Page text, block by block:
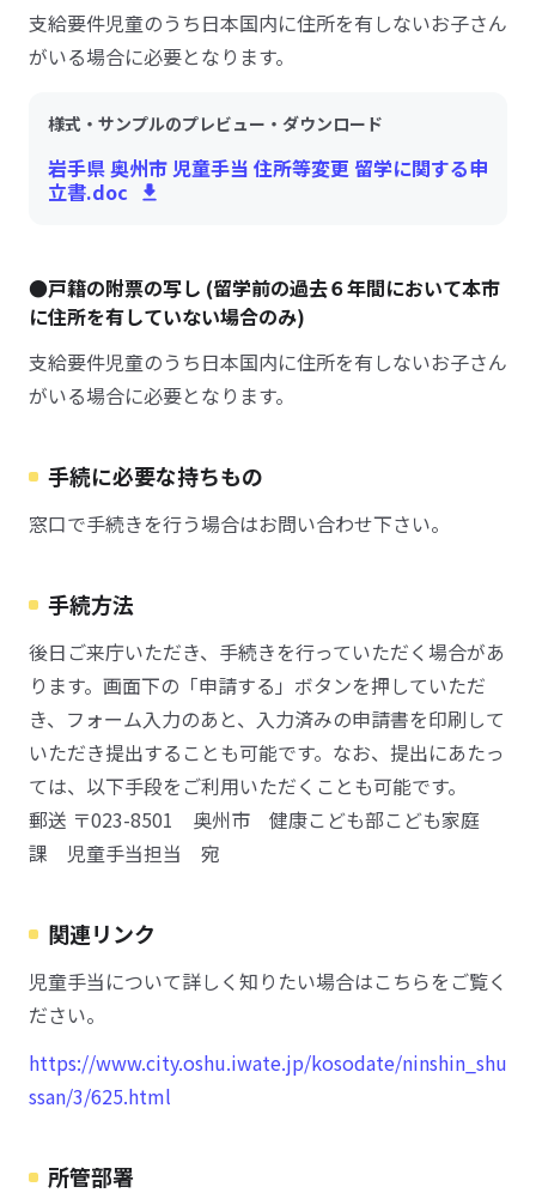
支給要件児童のうち日本国内に住所を有しないお子さん
がいる場合に必要となります。
様式・サンプルのプレビュー・ダウンロード
岩手県 奥州市 児童手当 住所等変更 留学に関する申
立書.doc
●戸籍の附票の写し (留学前の過去６年間において本市
に住所を有していない場合のみ)
支給要件児童のうち日本国内に住所を有しないお子さん
がいる場合に必要となります。
手続に必要な持ちもの
窓口で手続きを行う場合はお問い合わせ下さい。
手続方法
後日ご来庁いただき、手続きを行っていただく場合があ
ります。画面下の「申請する」ボタンを押していただ
き、フォーム入力のあと、入力済みの申請書を印刷して
いただき提出することも可能です。なお、提出にあたっ
ては、以下手段をご利用いただくことも可能です。
郵送 〒023-8501 奥州市 健康こども部こども家庭
課 児童手当担当 宛
関連リンク
児童手当について詳しく知りたい場合はこちらをご覧く
ださい。
https://www.city.oshu.iwate.jp/kosodate/ninshin_shu
ssan/3/625.html
所管部署